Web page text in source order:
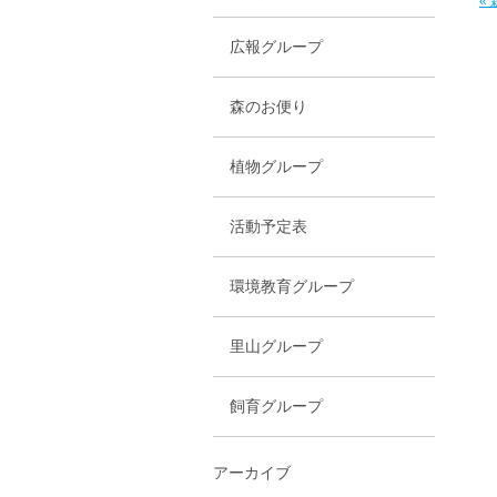
広報グループ
森のお便り
植物グループ
活動予定表
環境教育グループ
里山グループ
飼育グループ
アーカイブ